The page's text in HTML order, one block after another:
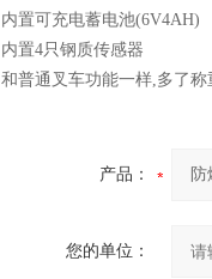
内置可充电蓄电池(6V4AH)
内置4只钢质传感器
和普通叉车功能一样,多了
产品：
您的单位：